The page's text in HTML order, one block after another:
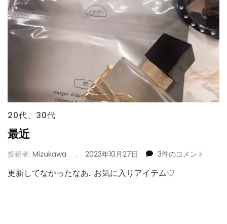
20代、 30代
最近
投稿者: Mizukawa 、 2023年10月27日
最
へ
3件のコメント
更新してなかったなあ.. お気に入りアイテム♡